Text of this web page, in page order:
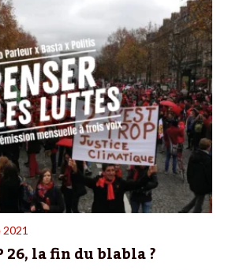
26, la fin du blabla ?